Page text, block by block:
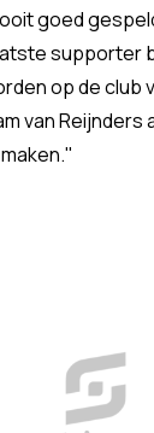
goed
supporter
op de club
van Reijnders